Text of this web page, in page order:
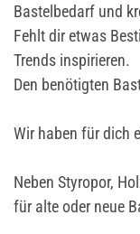
Bastelbedarf und
Fehlt dir etwas
Trends inspirieren.
Den benötigten
Wir haben für dich
Neben Styropor,
für alte oder neue